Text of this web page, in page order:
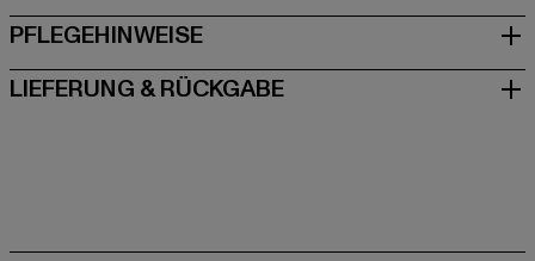
PFLEGEHINWEISE
LIEFERUNG & RÜCKGABE